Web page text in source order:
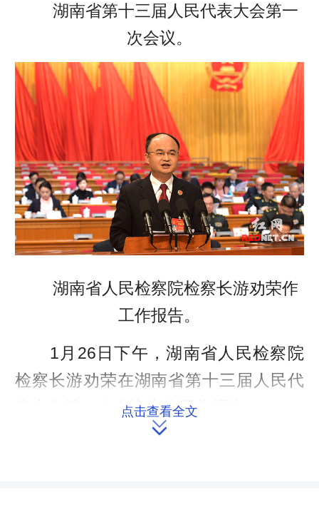
湖南省第十三届人民代表大会第一
次会议。
湖南省人民检察院检察长游劝荣作
工作报告。
1月26日下午，湖南省人民检察院
检察长游劝荣在湖南省第十三届人民代
表大会第一次会议上作工作报告。
点击查看全文
